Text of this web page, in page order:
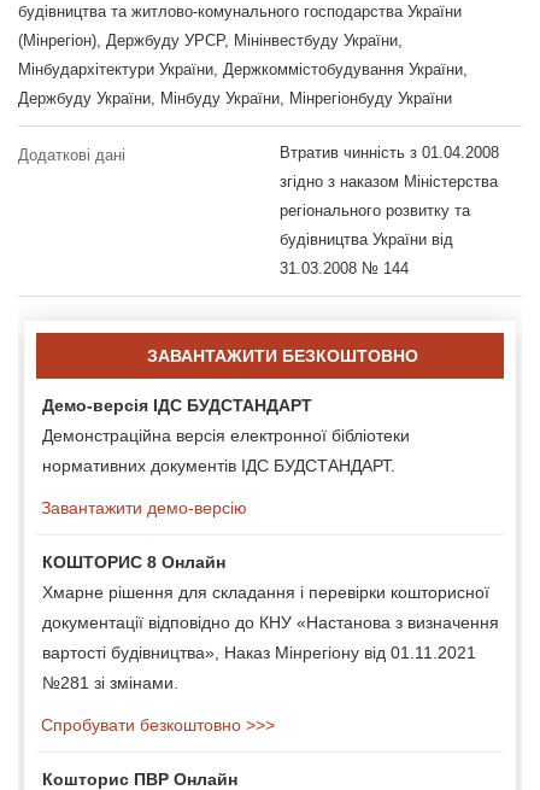
будівництва та житлово-комунального господарства України
(Мінрегіон), Держбуду УРСР, Мінінвестбуду України,
Мінбудархітектури України, Держкоммістобудування України,
Держбуду України, Мінбуду України, Мінрегіонбуду України
Додаткові дані
Втратив чинність з 01.04.2008
згідно з наказом Міністерства
регіонального розвитку та
будівництва України від
31.03.2008 № 144
ЗАВАНТАЖИТИ БЕЗКОШТОВНО
Демо-версія ІДС БУДСТАНДАРТ
Демонстраційна версія електронної бібліотеки
нормативних документів ІДС БУДСТАНДАРТ.
Завантажити демо-версію
КОШТОРИС 8 Онлайн
Хмарне рішення для складання і перевірки кошторисної
документації відповідно до КНУ «Настанова з визначення
вартості будівництва», Наказ Мінрегіону від 01.11.2021
№281 зі змінами.
Спробувати безкоштовно >>>
Кошторис ПВР Онлайн